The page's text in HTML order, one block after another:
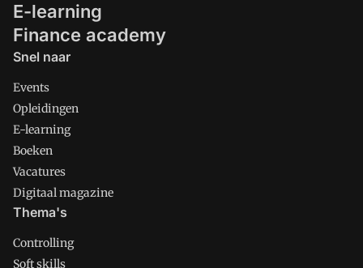
E-learning
Finance academy
Snel naar
Events
Opleidingen
E-learning
Boeken
Vacatures
Digitaal magazine
Thema's
Controlling
Soft skills